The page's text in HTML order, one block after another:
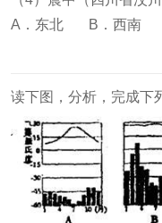
A．东北 B．西南
读下图，分析，完成下